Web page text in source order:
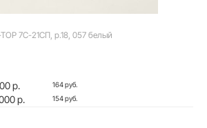
7С-21СП, р.18, 057 белый
р. 164 руб.
р. 154 руб.